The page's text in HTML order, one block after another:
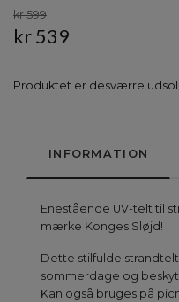
kr 599
kr 539
Produktet er desværre
INFORMATION
Enestående UV-telt til
mærke Konges Sløjd!
Dette stilfulde
sommerdage og
Kan også bruges på